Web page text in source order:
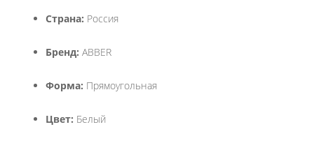
Страна: Россия
Бренд: ABBER
Форма: Прямоугольная
Цвет: Белый